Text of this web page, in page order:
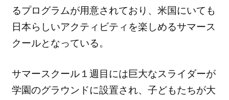
るプロ グラムが用意されており、米国にいても
日本らしいアクティビティを楽しめるサマース
クールとなっている。
サマースクール１週目には巨大なスライダーが
学園のグラウンドに設置され、子どもたちが大